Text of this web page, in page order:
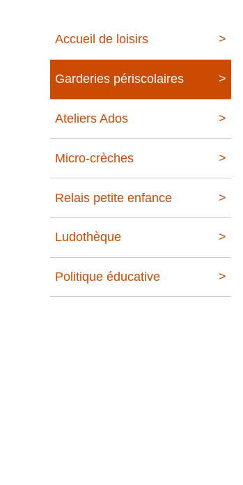
Accueil de loisirs
Garderies périscolaires
Ateliers Ados
Micro-crèches
Relais petite enfance
Ludothèque
Politique éducative